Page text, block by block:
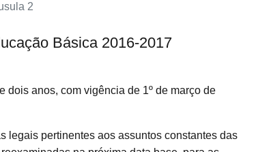
2
Básica 2016-2017
dois anos, com vigência de 1º de março de
legais pertinentes aos assuntos constantes das